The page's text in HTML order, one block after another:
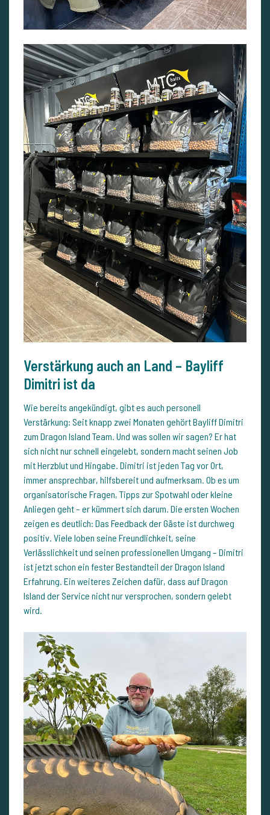
Verstärkung auch an Land – Bayliff
Dimitri ist da
Wie bereits angekündigt, gibt es auch personell
Verstärkung: Seit knapp zwei Monaten gehört Bayliff Dimitri
zum Dragon Island Team. Und was sollen wir sagen? Er hat
sich nicht nur schnell eingelebt, sondern macht seinen Job
mit Herzblut und Hingabe. Dimitri ist jeden Tag vor Ort,
immer ansprechbar, hilfsbereit und aufmerksam. Ob es um
organisatorische Fragen, Tipps zur Spotwahl oder kleine
Anliegen geht – er kümmert sich darum. Die ersten Wochen
zeigen es deutlich: Das Feedback der Gäste ist durchweg
positiv. Viele loben seine Freundlichkeit, seine
Verlässlichkeit und seinen professionellen Umgang – Dimitri
ist jetzt schon ein fester Bestandteil der Dragon Island
Erfahrung. Ein weiteres Zeichen dafür, dass auf Dragon
Island der Service nicht nur versprochen, sondern gelebt
wird.